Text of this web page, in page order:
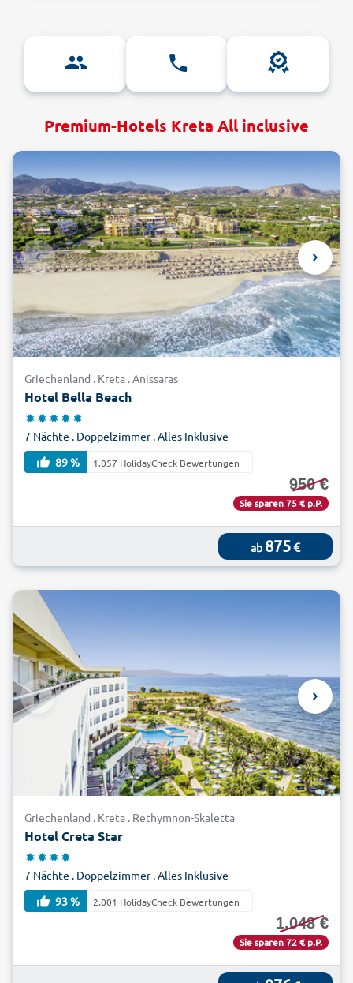
Premium-Hotels Kreta All inclusive
Griechenland . Kreta . Anissaras
Hotel Bella Beach
7 Nächte . Doppelzimmer . Alles Inklusive
89 %
1.057 HolidayCheck Bewertungen
950 €
Sie sparen 75 € p.P.
ab 875€
Griechenland . Kreta . Rethymnon-Skaletta
Hotel Creta Star
7 Nächte . Doppelzimmer . Alles Inklusive
93 %
2.001 HolidayCheck Bewertungen
1.048 €
Sie sparen 72 € p.P.